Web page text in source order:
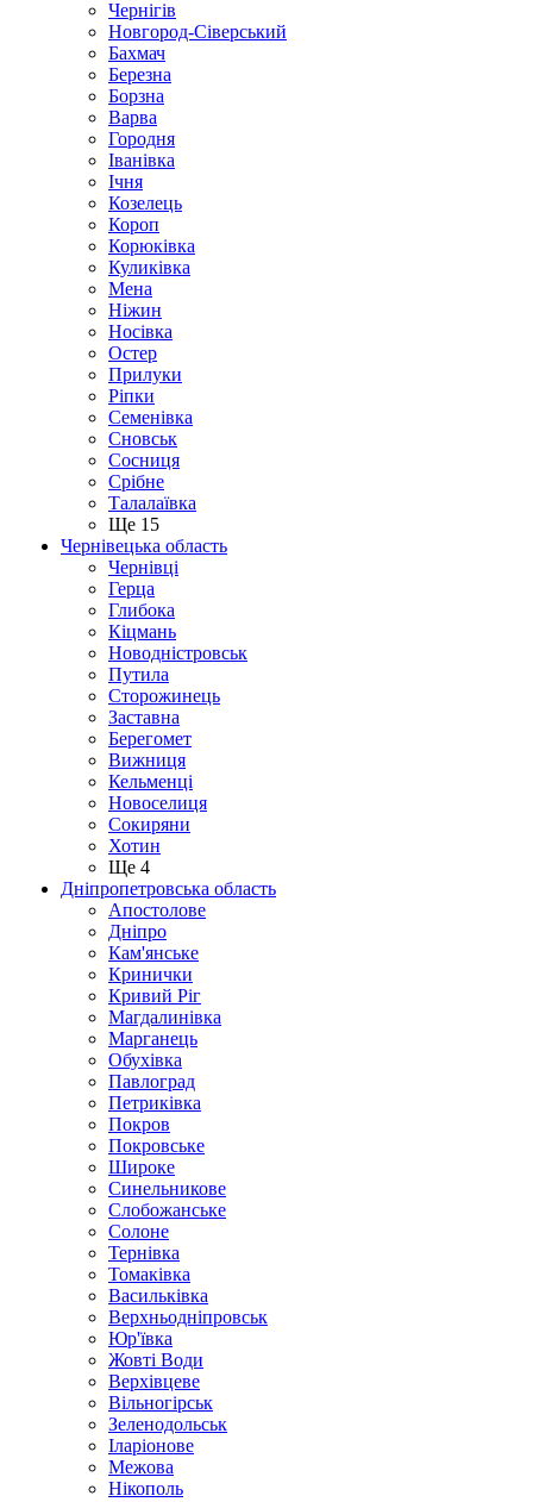
Чернігів
Новгород-Сіверський
Бахмач
Березна
Борзна
Варва
Городня
Іванівка
Ічня
Козелець
Короп
Корюківка
Куликівка
Мена
Ніжин
Носівка
Остер
Прилуки
Ріпки
Семенівка
Сновськ
Сосниця
Срібне
Талалаївка
Ще 15
Чернівецька область
Чернівці
Герца
Глибока
Кіцмань
Новодністровськ
Путила
Сторожинець
Заставна
Берегомет
Вижниця
Кельменці
Новоселиця
Сокиряни
Хотин
Ще 4
Дніпропетровська область
Апостолове
Дніпро
Кам'янське
Кринички
Кривий Ріг
Магдалинівка
Марганець
Обухівка
Павлоград
Петриківка
Покров
Покровське
Широке
Синельникове
Слобожанське
Солоне
Тернівка
Томаківка
Васильківка
Верхньодніпровськ
Юр'ївка
Жовті Води
Верхівцеве
Вільногірськ
Зеленодольськ
Іларіонове
Межова
Нікополь